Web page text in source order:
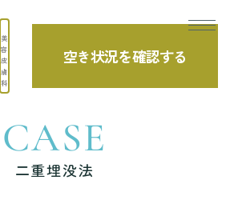
美
容
皮
膚
科
空き状況を確認する
二重埋没法
CASE
二重埋没法